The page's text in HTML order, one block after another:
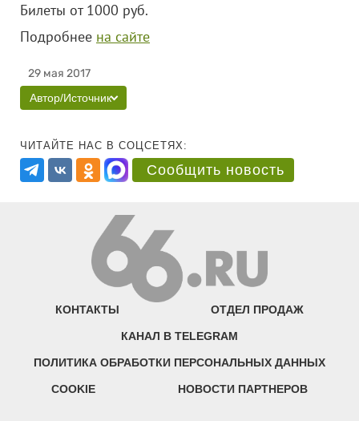
Билеты от 1000 руб.
Подробнее на сайте
29 мая 2017
Автор/Источник
ЧИТАЙТЕ НАС В СОЦСЕТЯХ:
Сообщить новость
КОНТАКТЫ ОТДЕЛ ПРОДАЖ
КАНАЛ В TELEGRAM
ПОЛИТИКА ОБРАБОТКИ ПЕРСОНАЛЬНЫХ ДАННЫХ
COOKIE НОВОСТИ ПАРТНЕРОВ